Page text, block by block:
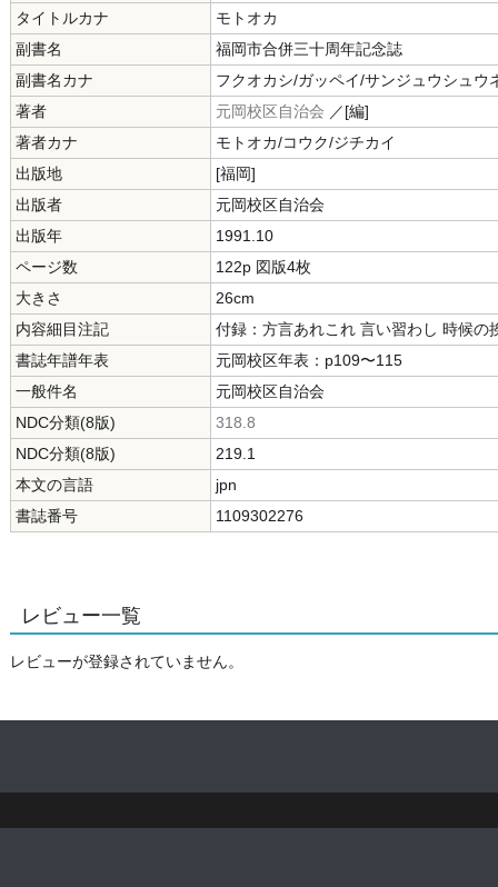
タイトルカナ
モトオカ
副書名
福岡市合併三十周年記念誌
副書名カナ
フクオカシ/ガッペイ/サンジュウシュウ
著者
元岡校区自治会 ／[編]
著者カナ
モトオカ/コウク/ジチカイ
出版地
[福岡]
出版者
元岡校区自治会
出版年
1991.10
ページ数
122p 図版4枚
大きさ
26cm
内容細目注記
付録：方言あれこれ 言い習わし 時候の
書誌年譜年表
元岡校区年表：p109〜115
一般件名
元岡校区自治会
NDC分類(8版)
318.8
NDC分類(8版)
219.1
本文の言語
jpn
書誌番号
1109302276
レビュー一覧
レビューが登録されていません。